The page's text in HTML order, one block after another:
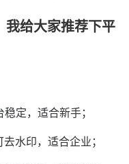
我给大家推荐下平
定，适合新手；
水印，适合企业；